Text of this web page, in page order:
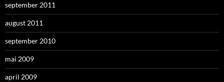
september 2011
august 2011
september 2010
mai 2009
april 2009